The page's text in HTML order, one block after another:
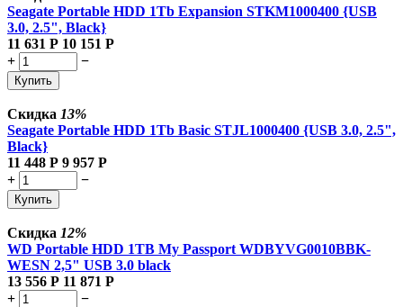
Seagate Portable HDD 1Tb Expansion STKM1000400 {USB
3.0, 2.5", Black}
11 631 Р 10 151 Р
+
−
Купить
Скидка 13%
Seagate Portable HDD 1Tb Basic STJL1000400 {USB 3.0, 2.5",
Black}
11 448 Р 9 957 Р
+
−
Купить
Скидка 12%
WD Portable HDD 1TB My Passport WDBYVG0010BBK-
WESN 2,5" USB 3.0 black
13 556 Р 11 871 Р
+
−